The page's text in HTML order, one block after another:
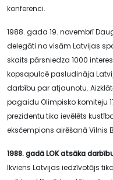
konferenci.
1988. gada 19. novembrī
delegāti no visām Latvijas
skaits pārsniedza 1000
kopsapulcē pasludināja
darbību par atjaunotu.
pagaidu Olimpisko komiteju
prezidentu tika ievēlēts
eksčempions airēšanā Vilnis
1988. gadā LOK atsāka
Ikviens Latvijas iedzīvotājs